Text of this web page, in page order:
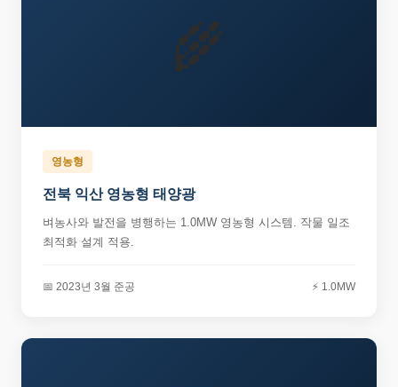
🌾
영농형
전북 익산 영농형 태양광
벼농사와 발전을 병행하는 1.0MW 영농형 시스템. 작물 일조
최적화 설계 적용.
📅 2023년 3월 준공 ⚡ 1.0MW